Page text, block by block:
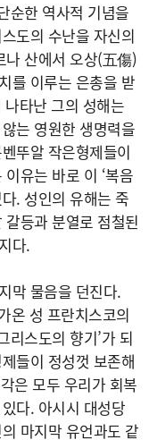
순한 역사적 기념을
도의 수난을 자신의
나 산에서 오상(五傷)
를 이루는 은총을 받
타난 그의 성해는
는 영원한 생명력을
뚜알 작은형제들이
유는 바로 이 ‘복음
. 성인의 유해는 죽
등과 분열로 점철된
다.
막 물음을 던진다.
온 성 프란치스코의
리스도의 향기’가 되
들이 정성껏 보존해
은 모두 우리가 회복
다. 아시시 대성당
마지막 유언과도 같